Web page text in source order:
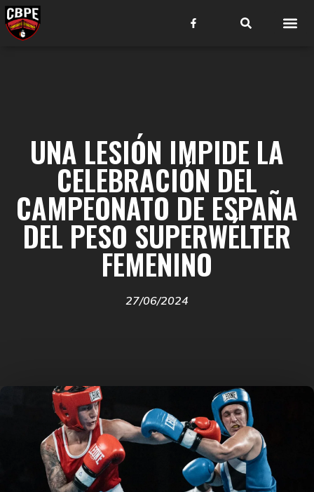
UNA LESIÓN IMPIDE LA
CELEBRACIÓN DEL
CAMPEONATO DE ESPAÑA
DEL PESO SUPERWÉLTER
FEMENINO
27/06/2024